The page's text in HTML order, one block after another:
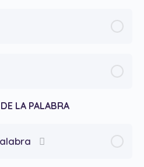
LA PALABRA